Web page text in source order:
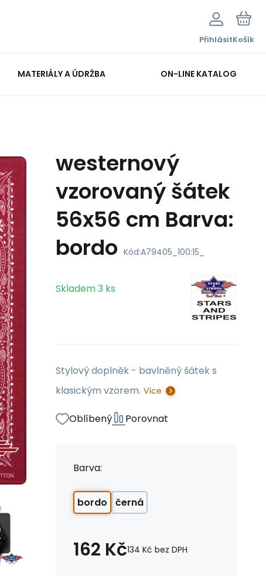
PřihlásitKošík
MATERIÁLY A ÚDRŽBA ON-LINE KATALOG
westernový
vzorovaný šátek
56x56 cm Barva:
bordo Kód:A79405_100:15_
Skladem3 ks
Stylový doplněk - bavlněný šátek s
klasickým vzorem. Více
Oblíbený Porovnat
Barva:
bordo černá
162 Kč134 Kč bez DPH